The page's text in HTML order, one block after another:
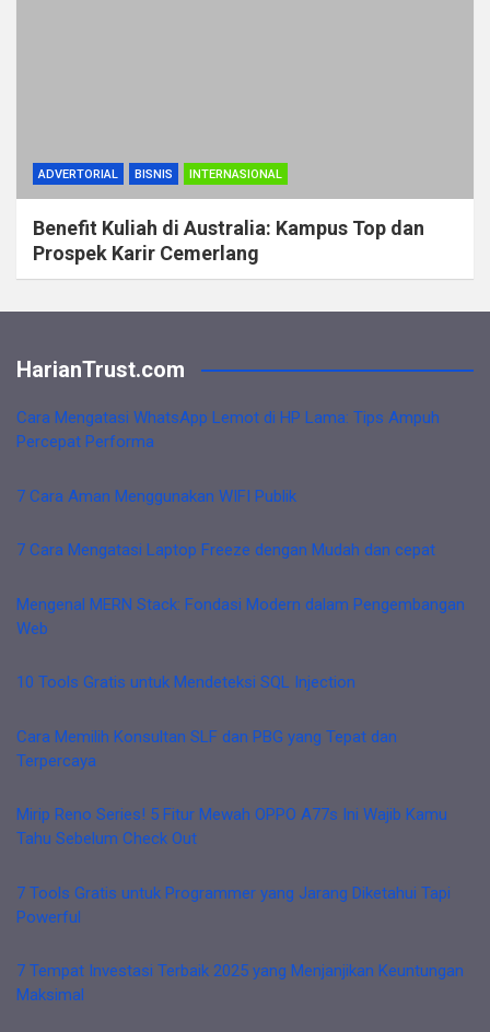
ADVERTORIAL BISNIS INTERNASIONAL
Benefit Kuliah di Australia: Kampus Top dan
Prospek Karir Cemerlang
HarianTrust.com
Cara Mengatasi WhatsApp Lemot di HP Lama: Tips Ampuh
Percepat Performa
7 Cara Aman Menggunakan WIFI Publik
7 Cara Mengatasi Laptop Freeze dengan Mudah dan cepat
Mengenal MERN Stack: Fondasi Modern dalam Pengembangan
Web
10 Tools Gratis untuk Mendeteksi SQL Injection
Cara Memilih Konsultan SLF dan PBG yang Tepat dan
Terpercaya
Mirip Reno Series! 5 Fitur Mewah OPPO A77s Ini Wajib Kamu
Tahu Sebelum Check Out
7 Tools Gratis untuk Programmer yang Jarang Diketahui Tapi
Powerful
7 Tempat Investasi Terbaik 2025 yang Menjanjikan Keuntungan
Maksimal